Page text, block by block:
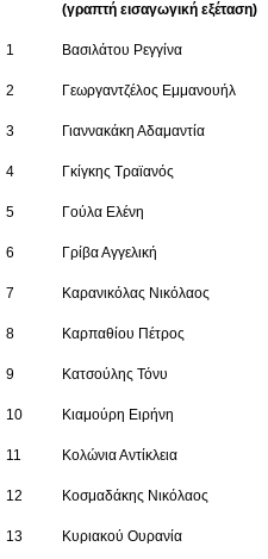
(γραπτή εισαγωγική εξέταση)
1 Βασιλάτου Ρεγγίνα
2 Γεωργαντζέλος Εμμανουήλ
3 Γιαννακάκη Αδαμαντία
4 Γκίγκης Τραϊανός
5 Γούλα Ελένη
6 Γρίβα Αγγελική
7 Καρανικόλας Νικόλαος
8 Καρπαθίου Πέτρος
9 Κατσούλης Τόνυ
10 Κιαμούρη Ειρήνη
11 Κολώνια Αντίκλεια
12 Κοσμαδάκης Νικόλαος
13 Κυριακού Ουρανία